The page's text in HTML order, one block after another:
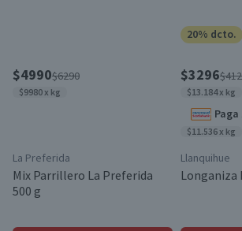
$4990$6290
$9980 x kg
La Preferida
Mix Parrillero La Preferida
500 g
20% dcto.
$3296
$13.184 x kg
Paga
$11.536 x kg
Llanquihue
Longaniza